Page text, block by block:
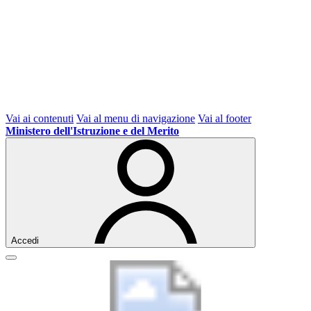
Vai ai contenuti Vai al menu di navigazione Vai al footer
Ministero dell'Istruzione e del Merito
Accedi